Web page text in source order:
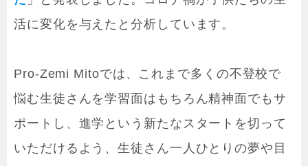
活に変化を与えたと分析しています。
Pro-Zemi Mitoでは、これまで多くの不登校で
悩む生徒さんを学習面はもちろん精神面でもサ
ポートし、進学という新たなスタートを切って
いただけるよう、生徒さん一人ひとりの夢や目